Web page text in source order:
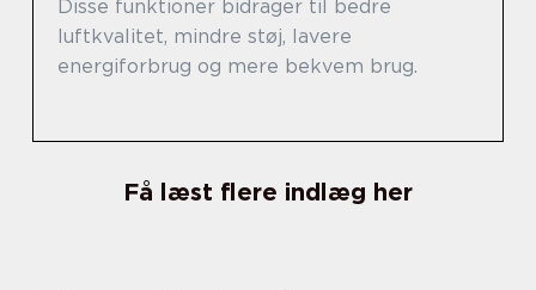
Disse funktioner bidrager til bedre
luftkvalitet, mindre støj, lavere
energiforbrug og mere bekvem brug.
Få læst flere indlæg her